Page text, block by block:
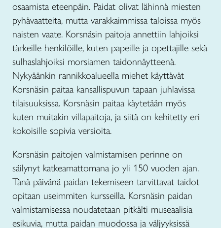
osaamista eteenpäin. Paidat olivat lähinnä miesten
pyhävaatteita, mutta varakkaimmissa taloissa myös
naisten vaate. Korsnäsin paitoja annettiin lahjoiksi
tärkeille henkilöille, kuten papeille ja opettajille sekä
sulhaslahjoiksi morsiamen taidonnäytteenä.
Nykyäänkin rannikkoalueella miehet käyttävät
Korsnäsin paitaa kansallispuvun tapaan juhlavissa
tilaisuuksissa. Korsnäsin paitaa käytetään myös
kuten muitakin villapaitoja, ja siitä on kehitetty eri
kokoisille sopivia versioita.
Korsnäsin paitojen valmistamisen perinne on
säilynyt katkeamattomana jo yli 150 vuoden ajan.
Tänä päivänä paidan tekemiseen tarvittavat taidot
opitaan useimmiten kursseilla. Korsnäsin paidan
valmistamisessa noudatetaan pitkälti museaalisia
esikuvia, mutta paidan muodossa ja väljyyksissä